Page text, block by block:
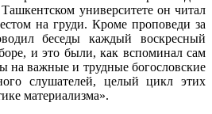
университете он читал
на груди. Кроме проповеди за
беседы каждый воскресный
и это были, как вспоминал сам
на важные и трудные богословские
слушателей, целый цикл этих
материализма».